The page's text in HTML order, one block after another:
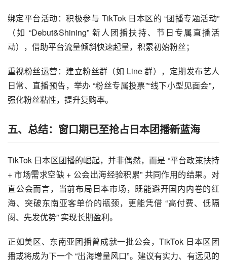
绑定平台活动：积极参与 TikTok 日本区的 “团播专题活动”
（如 “Debut&Shining” 新人团播扶持、节日专属直播活
动），借助平台流量倾斜快速起量，积累初始粉丝；
重视粉丝运营：建立粉丝群（如 Line 群），定期发布艺人
日常、直播预告，举办 “粉丝专属投票”“线下小型见面会”，
强化粉丝粘性，提升复购率。
五、总结：窗口期已至抢占日本团播新蓝海
TikTok 日本区团播的崛起，并非偶然，而是 “平台政策扶持
+ 市场需求空缺 + 公会出海经验积累” 共同作用的结果。对
直公会而言，当前布局日本市场，既能避开国内内卷的红
海、突破东南亚客单价的瓶颈，更能凭借 “高付费、低隔
阂、先发优势” 实现长期盈利。
正如美区、东南亚团播曾成就一批公会，TikTok 日本区团
播或将成为下一个 “出海增量风口”。建议有实力、有远见的